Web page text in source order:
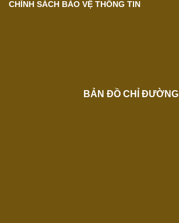
CHÍNH SÁCH BẢO VỆ THÔNG TIN
BẢN ĐỒ CHỈ ĐƯỜNG